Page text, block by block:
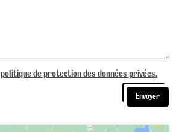
politique de protection des données privées.
Envoyer